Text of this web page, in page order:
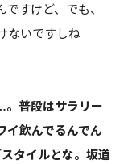
すけど、でも、
ないですしね
普段はサラリー
イ飲んでるんでん
タイルとな。坂道